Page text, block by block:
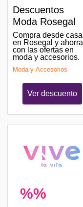
Descuentos
Moda Rosegal
Compra desde casa
en Rosegal y ahorra
con las ofertas en
moda y accesorios.
Moda y Accesorios
Ver descuento
%%